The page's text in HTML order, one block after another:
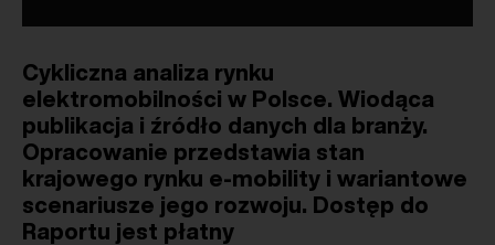
Cykliczna analiza rynku
elektromobilności w Polsce. Wiodąca
publikacja i źródło danych dla branży.
Opracowanie przedstawia stan
krajowego rynku e-mobility i wariantowe
scenariusze jego rozwoju. Dostęp do
Raportu jest płatny